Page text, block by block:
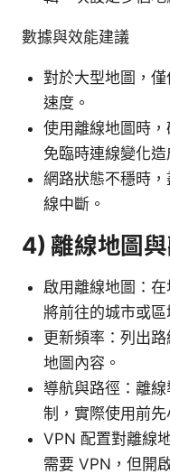
數據與效能建議
對於大型地圖，
速度。
使用離線地圖時
免臨時連線變化造
網路狀態不穩時
線中斷。
4) 離線地圖
啟用離線地圖：
將前往的城市或區
更新頻率：列出
地圖內容。
導航與路徑：離
制，實際使用前先
VPN 配置對離線
需要 VPN，但開